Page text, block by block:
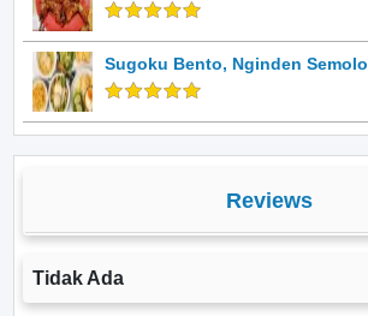
Sugoku Bento, Nginden Semolo
Reviews
Tidak Ada